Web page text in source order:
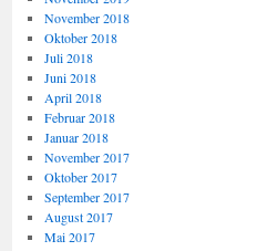
November 2018
Oktober 2018
Juli 2018
Juni 2018
April 2018
Februar 2018
Januar 2018
November 2017
Oktober 2017
September 2017
August 2017
Mai 2017